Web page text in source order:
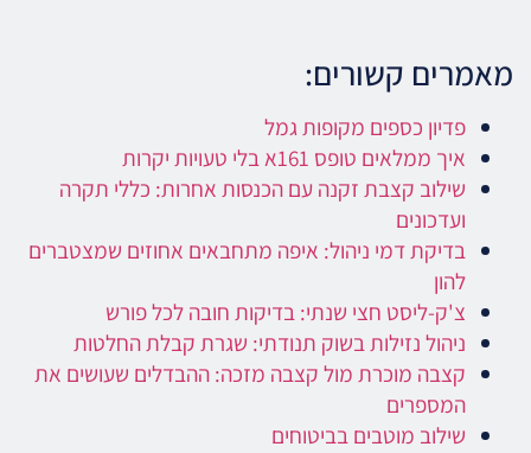
מאמרים קשורים:
פדיון כספים מקופות גמל
איך ממלאים טופס 161א בלי טעויות יקרות
שילוב קצבת זקנה עם הכנסות אחרות: כללי תקרה
ועדכונים
בדיקת דמי ניהול: איפה מתחבאים אחוזים שמצטברים
להון
צ'ק-ליסט חצי שנתי: בדיקות חובה לכל פורש
ניהול נזילות בשוק תנודתי: שגרת קבלת החלטות
קצבה מוכרת מול קצבה מזכה: ההבדלים שעושים את
המספרים
שילוב מוטבים בביטוחים